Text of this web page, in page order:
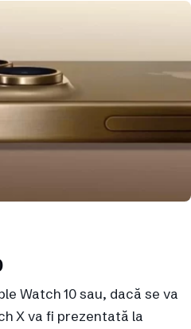
Watch 10 sau, dacă se va
X va fi prezentată la